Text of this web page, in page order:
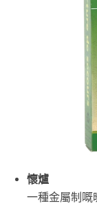
懷爐
一種金屬制嘅